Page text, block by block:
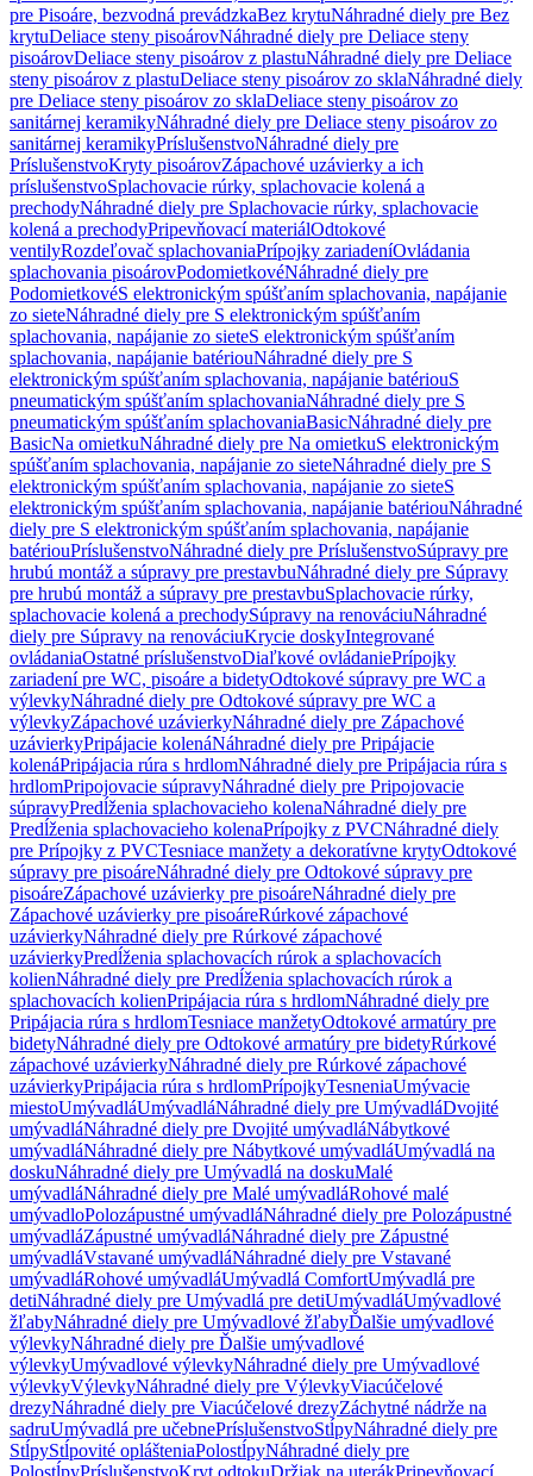
pre Pisoáre, bezvodná prevádzkaBez krytuNáhradné diely pre Bez
krytuDeliace steny pisoárovNáhradné diely pre Deliace steny
pisoárovDeliace steny pisoárov z plastuNáhradné diely pre Deliace
steny pisoárov z plastuDeliace steny pisoárov zo sklaNáhradné diely
pre Deliace steny pisoárov zo sklaDeliace steny pisoárov zo
sanitárnej keramikyNáhradné diely pre Deliace steny pisoárov zo
sanitárnej keramikyPríslušenstvoNáhradné diely pre
PríslušenstvoKryty pisoárovZápachové uzávierky a ich
príslušenstvoSplachovacie rúrky, splachovacie kolená a
prechodyNáhradné diely pre Splachovacie rúrky, splachovacie
kolená a prechodyPripevňovací materiálOdtokové
ventilyRozdeľovač splachovaniaPrípojky zariadeníOvládania
splachovania pisoárovPodomietkovéNáhradné diely pre
PodomietkovéS elektronickým spúšťaním splachovania, napájanie
zo sieteNáhradné diely pre S elektronickým spúšťaním
splachovania, napájanie zo sieteS elektronickým spúšťaním
splachovania, napájanie batériouNáhradné diely pre S
elektronickým spúšťaním splachovania, napájanie batériouS
pneumatickým spúšťaním splachovaniaNáhradné diely pre S
pneumatickým spúšťaním splachovaniaBasicNáhradné diely pre
BasicNa omietkuNáhradné diely pre Na omietkuS elektronickým
spúšťaním splachovania, napájanie zo sieteNáhradné diely pre S
elektronickým spúšťaním splachovania, napájanie zo sieteS
elektronickým spúšťaním splachovania, napájanie batériouNáhradné
diely pre S elektronickým spúšťaním splachovania, napájanie
batériouPríslušenstvoNáhradné diely pre PríslušenstvoSúpravy pre
hrubú montáž a súpravy pre prestavbuNáhradné diely pre Súpravy
pre hrubú montáž a súpravy pre prestavbuSplachovacie rúrky,
splachovacie kolená a prechodySúpravy na renováciuNáhradné
diely pre Súpravy na renováciuKrycie doskyIntegrované
ovládaniaOstatné príslušenstvoDiaľkové ovládaniePrípojky
zariadení pre WC, pisoáre a bidetyOdtokové súpravy pre WC a
výlevkyNáhradné diely pre Odtokové súpravy pre WC a
výlevkyZápachové uzávierkyNáhradné diely pre Zápachové
uzávierkyPripájacie kolenáNáhradné diely pre Pripájacie
kolenáPripájacia rúra s hrdlomNáhradné diely pre Pripájacia rúra s
hrdlomPripojovacie súpravyNáhradné diely pre Pripojovacie
súpravyPredĺženia splachovacieho kolenaNáhradné diely pre
Predĺženia splachovacieho kolenaPrípojky z PVCNáhradné diely
pre Prípojky z PVCTesniace manžety a dekoratívne krytyOdtokové
súpravy pre pisoáreNáhradné diely pre Odtokové súpravy pre
pisoáreZápachové uzávierky pre pisoáreNáhradné diely pre
Zápachové uzávierky pre pisoáreRúrkové zápachové
uzávierkyNáhradné diely pre Rúrkové zápachové
uzávierkyPredĺženia splachovacích rúrok a splachovacích
kolienNáhradné diely pre Predĺženia splachovacích rúrok a
splachovacích kolienPripájacia rúra s hrdlomNáhradné diely pre
Pripájacia rúra s hrdlomTesniace manžetyOdtokové armatúry pre
bidetyNáhradné diely pre Odtokové armatúry pre bidetyRúrkové
zápachové uzávierkyNáhradné diely pre Rúrkové zápachové
uzávierkyPripájacia rúra s hrdlomPrípojkyTesneniaUmývacie
miestoUmývadláUmývadláNáhradné diely pre UmývadláDvojité
umývadláNáhradné diely pre Dvojité umývadláNábytkové
umývadláNáhradné diely pre Nábytkové umývadláUmývadlá na
doskuNáhradné diely pre Umývadlá na doskuMalé
umývadláNáhradné diely pre Malé umývadláRohové malé
umývadloPolozápustné umývadláNáhradné diely pre Polozápustné
umývadláZápustné umývadláNáhradné diely pre Zápustné
umývadláVstavané umývadláNáhradné diely pre Vstavané
umývadláRohové umývadláUmývadlá ComfortUmývadlá pre
detiNáhradné diely pre Umývadlá pre detiUmývadláUmývadlové
žľabyNáhradné diely pre Umývadlové žľabyĎalšie umývadlové
výlevkyNáhradné diely pre Ďalšie umývadlové
výlevkyUmývadlové výlevkyNáhradné diely pre Umývadlové
výlevkyVýlevkyNáhradné diely pre VýlevkyViacúčelové
drezyNáhradné diely pre Viacúčelové drezyZáchytné nádrže na
sadruUmývadlá pre učebnePríslušenstvoStĺpyNáhradné diely pre
StĺpyStĺpovité oplášteniaPolostĺpyNáhradné diely pre
PolostĺpyPríslušenstvoKryt odtokuDržiak na uterákPripevňovací